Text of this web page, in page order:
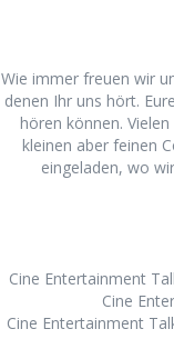
Wie immer freuen wir
denen Ihr uns hört.
hören können.
kleinen aber feinen
eingeladen, wo
Cine Entertainment
Cine
Cine Entertainment